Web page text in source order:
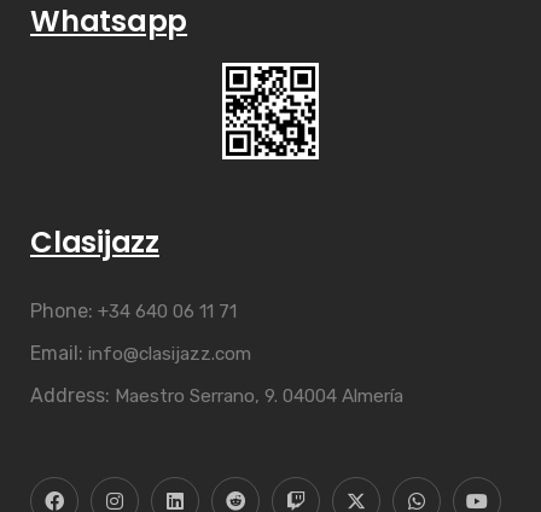
Whatsapp
Clasijazz
Phone: +34 640 06 11 71
Email: info@clasijazz.com
Address: Maestro Serrano, 9. 04004 Almería